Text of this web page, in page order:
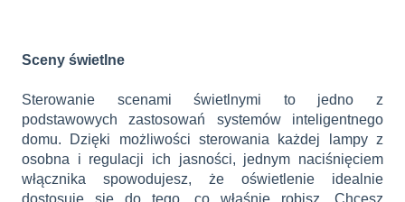
Sceny świetlne
Sterowanie scenami świetlnymi to jedno z
podstawowych zastosowań systemów inteligentnego
domu. Dzięki możliwości sterowania każdej lampy z
osobna i regulacji ich jasności, jednym naciśnięciem
włącznika spowodujesz, że oświetlenie idealnie